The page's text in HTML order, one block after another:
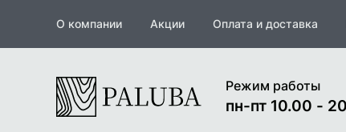
О компании Акции Оплата и доставка
На
главную
Режим работы
пн-пт 10.00 -